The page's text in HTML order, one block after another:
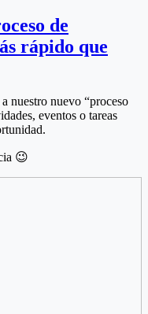
de
rápido que
nuestro nuevo “proceso
eventos o tareas
😉